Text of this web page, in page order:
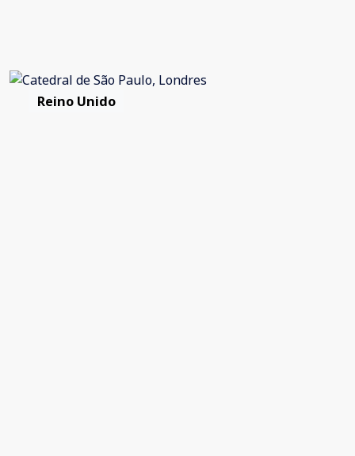
Reino Unido